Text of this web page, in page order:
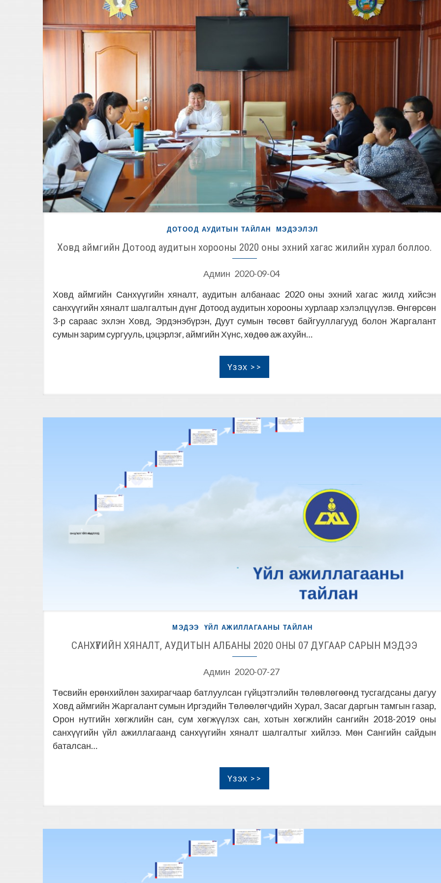
ДОТООД АУДИТЫН ТАЙЛАН МЭДЭЭЛЭЛ
Ховд аймгийн Дотоод аудитын хорооны 2020 оны эхний хагас жилийн хурал боллоо.
Админ 2020-09-04
Ховд аймгийн Санхүүгийн хяналт, аудитын албанаас 2020 оны эхний хагас жилд хийсэн
санхүүгийн хяналт шалгалтын дүнг Дотоод аудитын хорооны хурлаар хэлэлцүүлэв. Өнгөрсөн
3-р сараас эхлэн Ховд, Эрдэнэбүрэн, Дуут сумын төсөвт байгууллагууд болон Жаргалант
сумын зарим сургууль, цэцэрлэг, аймгийн Хүнс, хөдөө аж ахуйн…
Үзэх >>
МЭДЭЭ ҮЙЛ АЖИЛЛАГААНЫ ТАЙЛАН
САНХҮҮГИЙН ХЯНАЛТ, АУДИТЫН АЛБАНЫ 2020 ОНЫ 07 ДУГААР САРЫН МЭДЭЭ
Админ 2020-07-27
Төсвийн ерөнхийлөн захирагчаар батлуулсан гүйцэтгэлийн төлөвлөгөөнд тусгагдсаны дагуу
Ховд аймгийн Жаргалант сумын Иргэдийн Төлөөлөгчдийн Хурал, Засаг даргын тамгын газар,
Орон нутгийн хөгжлийн сан, сум хөгжүүлэх сан, хотын хөгжлийн сангийн 2018-2019 оны
санхүүгийн үйл ажиллагаанд санхүүгийн хяналт шалгалтыг хийлээ. Мөн Сангийн сайдын
баталсан…
Үзэх >>